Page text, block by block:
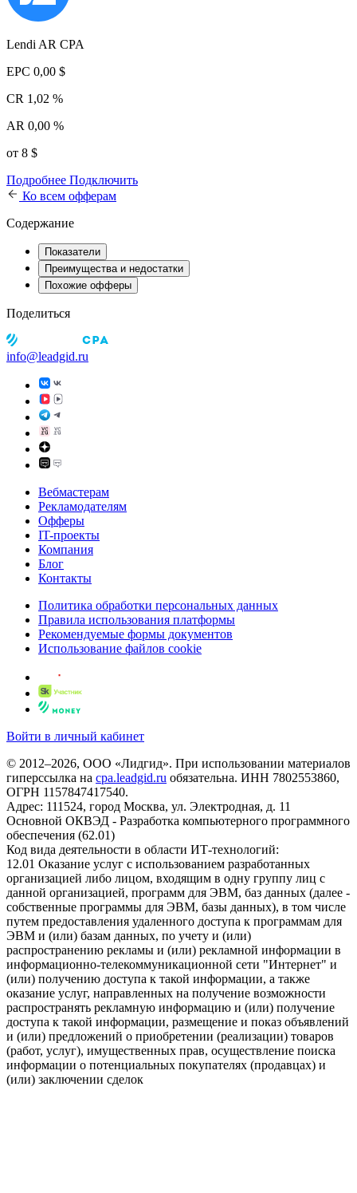
Lendi AR CPA
EPC 0,00 $
CR 1,02 %
AR 0,00 %
от 8 $
Подробнее Подключить
Ко всем офферам
Содержание
Показатели
Преимущества и недостатки
Похожие офферы
Поделиться
info@leadgid.ru
Вебмастерам
Рекламодателям
Офферы
IT-проекты
Компания
Блог
Контакты
Политика обработки персональных данных
Правила использования платформы
Рекомендуемые формы документов
Использование файлов cookie
Войти в личный кабинет
© 2012–2026, ООО «Лидгид». При использовании материалов
гиперссылка на cpa.leadgid.ru обязательна. ИНН 7802553860,
ОГРН 1157847417540.
Адрес: 111524, город Москва, ул. Электродная, д. 11
Основной ОКВЭД - Разработка компьютерного программного
обеспечения (62.01)
Код вида деятельности в области ИТ-технологий:
12.01 Оказание услуг с использованием разработанных
организацией либо лицом, входящим в одну группу лиц с
данной организацией, программ для ЭВМ, баз данных (далее -
собственные программы для ЭВМ, базы данных), в том числе
путем предоставления удаленного доступа к программам для
ЭВМ и (или) базам данных, по учету и (или)
распространению рекламы и (или) рекламной информации в
информационно-телекоммуникационной сети "Интернет" и
(или) получению доступа к такой информации, а также
оказание услуг, направленных на получение возможности
распространять рекламную информацию и (или) получение
доступа к такой информации, размещение и показ объявлений
и (или) предложений о приобретении (реализации) товаров
(работ, услуг), имущественных прав, осуществление поиска
информации о потенциальных покупателях (продавцах) и
(или) заключении сделок